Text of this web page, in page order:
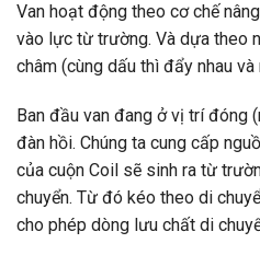
Van hoạt động theo cơ chế
vào lực từ trường. Và dựa theo
châm (cùng dấu thì đẩy nhau
Ban đầu van đang ở vị trí đóng
đàn hồi. Chúng ta cung cấp
của cuộn Coil sẽ sinh ra từ
chuyển. Từ đó kéo theo di
cho phép dòng lưu chất di